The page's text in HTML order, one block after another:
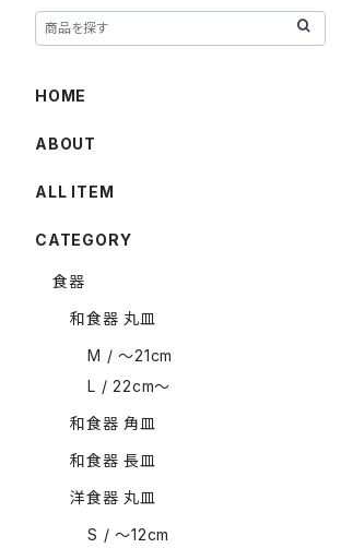
HOME
ABOUT
ALL ITEM
CATEGORY
食器
和食器 丸皿
M / 〜21cm
L / 22cm〜
和食器 角皿
和食器 長皿
洋食器 丸皿
S / 〜12cm